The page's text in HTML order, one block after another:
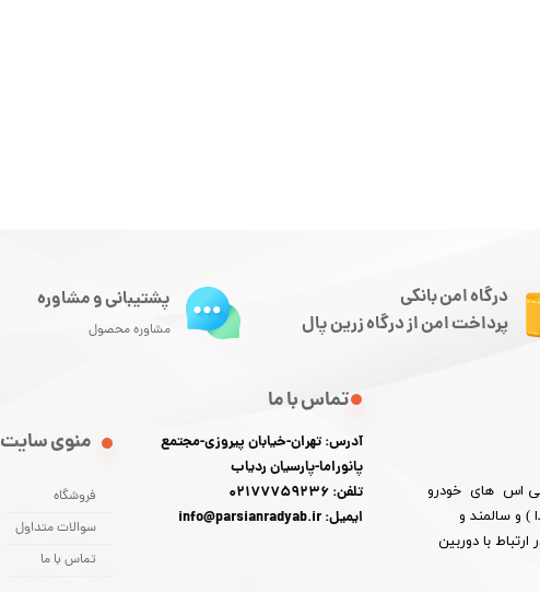
پی اس های خودرو
و سالمند و
با دوربین
منوی سایت
فروشگاه
سوالات متداول
تماس با ما
تماس با ما
آدرس: تهران-خیابان پیروزی-مجتمع
پانوراما-پارسیان ردیاب
تلفن: 02177759236
ایمیل: info@parsianradyab.ir
درگاه امن بانکی
پرداخت امن از درگاه زرین پال
پشتیبانی و مشاوره
مشاوره محصول